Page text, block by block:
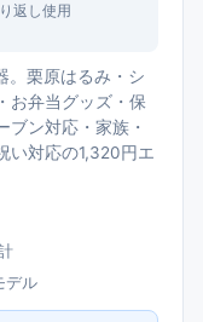
返し使用
。栗原はるみ・シ
お弁当グッズ・保
ン対応・家族・
い対応の1,320円エ
デル